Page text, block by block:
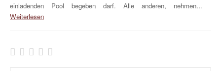
einladenden Pool begeben darf. Alle anderen, nehmen…
Weiterlesen